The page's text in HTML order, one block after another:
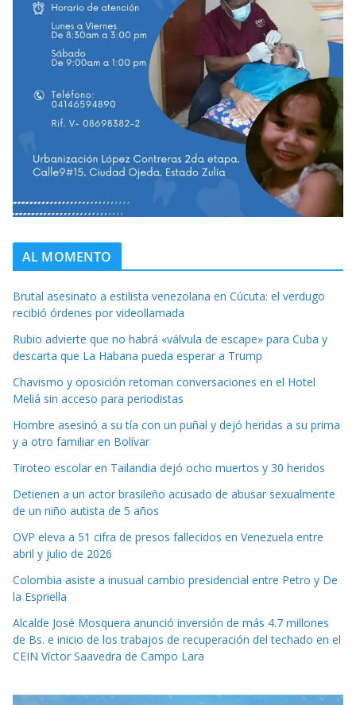
AL MOMENTO
Brutal asesinato a estilista venezolana en Cúcuta: el verdugo
recibió órdenes por videollamada
Rubio advierte que no habrá «válvula de escape» para Cuba y
descarta que La Habana pueda esperar a Trump
Chavismo y oposición retoman conversaciones en el Hotel
Meliá sin acceso para periodistas
Hombre asesinó a su tía con un puñal y dejó heridas a su prima
y a otro familiar en Bolívar
Tiroteo escolar en Tailandia dejó ocho muertos y 30 heridos
Detienen a un actor brasileño acusado de abusar sexualmente
de un niño autista de 5 años
OVP eleva a 51 cifra de presos fallecidos en Venezuela entre
abril y julio de 2026
Colombia asiste a inusual cambio presidencial entre Petro y De
la Espriella
Alcalde José Mosquera anunció inversión de más 4.7 millones
de Bs. e inicio de los trabajos de recuperación del techado en el
CEIN Víctor Saavedra de Campo Lara